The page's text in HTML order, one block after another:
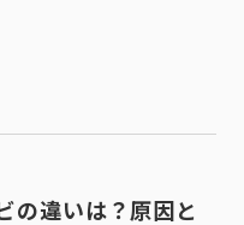
の違いは？原因と